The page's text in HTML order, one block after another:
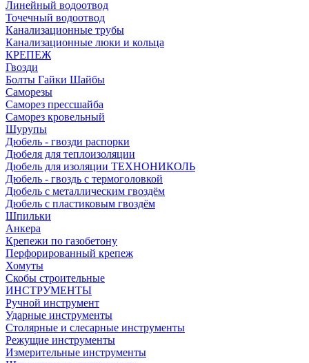
Линейный водоотвод
Точечный водоотвод
Канализационные трубы
Канализационные люки и кольца
КРЕПЕЖ
Гвозди
Болты Гайки Шайбы
Саморезы
Саморез прессшайба
Саморез кровельный
Шурупы
Дюбель - гвозди распорки
Дюбеля для теплоизоляции
Дюбель для изоляции ТЕХНОНИКОЛЬ
Дюбель - гвоздь с термоголовкой
Дюбель с металлическим гвоздём
Дюбель с пластиковым гвоздём
Шпильки
Анкера
Крепежи по газобетону
Перфорированный крепеж
Хомуты
Скобы строительные
ИНСТРУМЕНТЫ
Ручной инструмент
Ударные инструменты
Столярные и слесарные инструменты
Режущие инструменты
Измерительные инструменты